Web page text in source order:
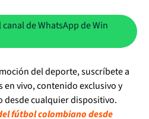
de WhatsApp de Win
del deporte, suscríbete a
en vivo, contenido exclusivo y
desde cualquier dispositivo.
fútbol colombiano desde